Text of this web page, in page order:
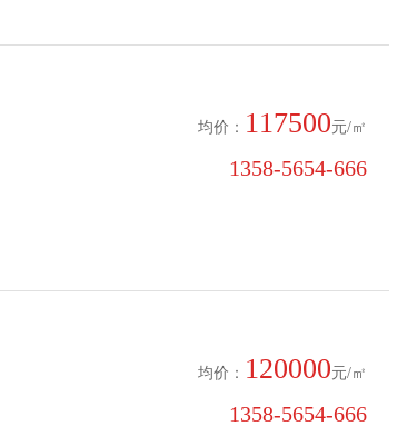
均价： 117500元/㎡
1358-5654-666‬
均价： 120000元/㎡
1358-5654-666‬